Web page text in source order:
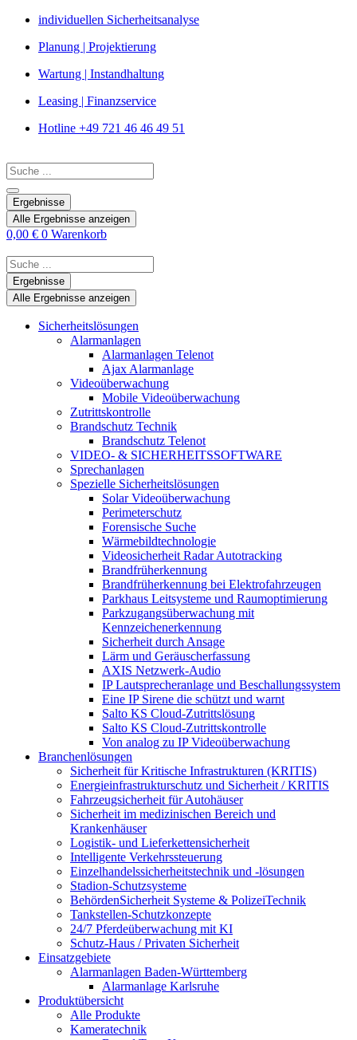
Zum
springen
individuellen Sicherheitsanalyse
Planung | Projektierung
Wartung | Instandhaltung
Leasing | Finanzservice
Hotline +49 721 46 46 49 51
Search
...
Ergebnisse
Alle Ergebnisse anzeigen
0,00 € 0 Warenkorb
Search
...Ergebnisse
Alle Ergebnisse anzeigen
Sicherheitslösungen
Alarmanlagen
Alarmanlagen Telenot
Ajax Alarmanlage
Videoüberwachung
Mobile Videoüberwachung
Zutrittskontrolle
Brandschutz Technik
Brandschutz Telenot
VIDEO- & SICHERHEITSSOFTWARE
Sprechanlagen
Spezielle Sicherheitslösungen
Solar Videoüberwachung
Perimeterschutz
Forensische Suche
Wärmebildtechnologie
Videosicherheit Radar Autotracking​
Brandfrüherkennung
Brandfrüherkennung bei Elektrofahrzeugen
Parkhaus Leitsysteme und Raumoptimierung
Parkzugangsüberwachung mit
Kennzeichenerkennung
Sicherheit durch Ansage
Lärm und Geräuscherfassung
AXIS Netzwerk-Audio
IP Lautsprecheranlage und Beschallungssystem
Eine IP Sirene die schützt und warnt
Salto KS Cloud-Zutrittslösung
Salto KS Cloud-Zutrittskontrolle
Von analog zu IP Videoüberwachung
Branchenlösungen
Sicherheit für Kritische Infrastrukturen (KRITIS)
Energieinfrastrukturschutz und Sicherheit / KRITIS
Fahrzeugsicherheit für Autohäuser
Sicherheit im medizinischen Bereich und
Krankenhäuser
Logistik- und Lieferkettensicherheit
Intelligente Verkehrssteuerung
Einzelhandelssicherheitstechnik und -lösungen
Stadion-Schutzsysteme
BehördenSicherheit Systeme & PolizeiTechnik
Tankstellen-Schutzkonzepte​
24/7 Pferdeüberwachung mit KI
Schutz-Haus / Privaten Sicherheit
Einsatzgebiete
Alarmanlagen Baden-Württemberg
Alarmanlage Karlsruhe
Produktübersicht
Alle Produkte
Kameratechnik